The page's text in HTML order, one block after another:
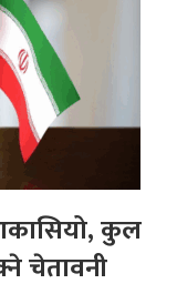
कुल
चेतावनी